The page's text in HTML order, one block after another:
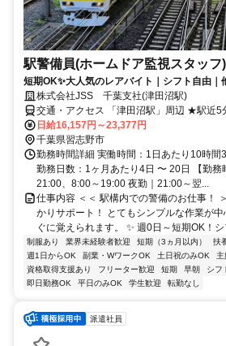
駅警備員(ホームドア監視スタッフ)
短期OK✨大人気のレアバイト｜シフト自由｜
株式会社JSS 千葉支社(津田沼駅)
交通・アクセス 「津田沼駅」周辺 ★駅近
日給16,157円～23,377円
千葉県習志野市
勤務時間詳細 実働時間：1日あたり10時間
勤務日数：1ヶ月あたり4日 〜 20日 【勤務
21:00、8:00～19:00 夜勤｜21:00～翌...
仕事内容 ＜＜ 駅構内での警備のお仕事！
かりサポート！ とてもシンプルな作業が
ぐに覚えられます。 ✨ 週0日～短期OK！
制服あり 業界未経験者歓迎 短期（3ヵ月以内） 扶
週1日からOK
副業・WワークOK 土日祝のみOK
資格取得支援あり
フリーター歓迎 短期 早朝 シフ
即日勤務OK
平日のみOK 学生歓迎 転勤なし
派遣社員